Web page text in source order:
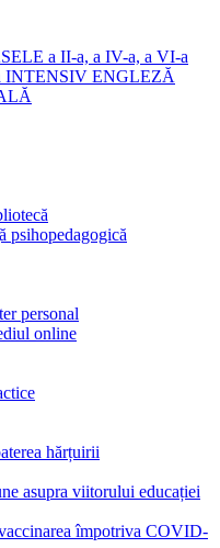
a II-a, a IV-a, a VI-a
INTENSIV ENGLEZĂ
psihopedagogică
personal
online
hărțuirii
asupra viitorului educației
împotriva COVID-